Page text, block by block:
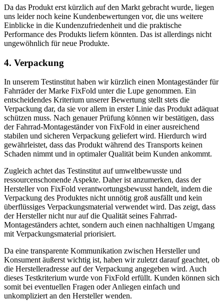
Da das Produkt erst kürzlich auf den Markt gebracht wurde, liegen
uns leider noch keine Kundenbewertungen vor, die uns weitere
Einblicke in die Kundenzufriedenheit und die praktische
Performance des Produkts liefern könnten. Das ist allerdings nicht
ungewöhnlich für neue Produkte.
4. Verpackung
In unserem Testinstitut haben wir kürzlich einen Montageständer für
Fahrräder der Marke FixFold unter die Lupe genommen. Ein
entscheidendes Kriterium unserer Bewertung stellt stets die
Verpackung dar, da sie vor allem in erster Linie das Produkt adäquat
schützen muss. Nach genauer Prüfung können wir bestätigen, dass
der Fahrrad-Montageständer von FixFold in einer ausreichend
stabilen und sicheren Verpackung geliefert wird. Hierdurch wird
gewährleistet, dass das Produkt während des Transports keinen
Schaden nimmt und in optimaler Qualität beim Kunden ankommt.
Zugleich achtet das Testinstitut auf umweltbewusste und
ressourcenschonende Aspekte. Daher ist anzumerken, dass der
Hersteller von FixFold verantwortungsbewusst handelt, indem die
Verpackung des Produktes nicht unnötig groß ausfällt und kein
überflüssiges Verpackungsmaterial verwendet wird. Das zeigt, dass
der Hersteller nicht nur auf die Qualität seines Fahrrad-
Montageständers achtet, sondern auch einen nachhaltigen Umgang
mit Verpackungsmaterial priorisiert.
Da eine transparente Kommunikation zwischen Hersteller und
Konsument äußerst wichtig ist, haben wir zuletzt darauf geachtet, ob
die Herstelleradresse auf der Verpackung angegeben wird. Auch
dieses Testkriterium wurde von FixFold erfüllt. Kunden können sich
somit bei eventuellen Fragen oder Anliegen einfach und
unkompliziert an den Hersteller wenden.